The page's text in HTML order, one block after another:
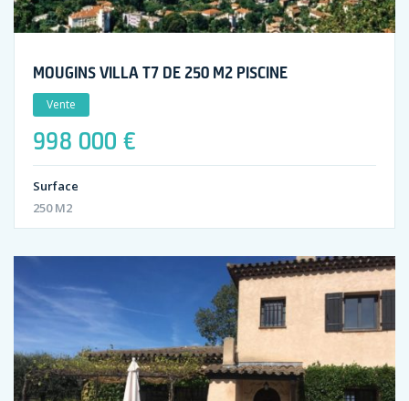
MOUGINS VILLA T7 DE 250 M2 PISCINE
Vente
998 000 €
Surface
250 M2